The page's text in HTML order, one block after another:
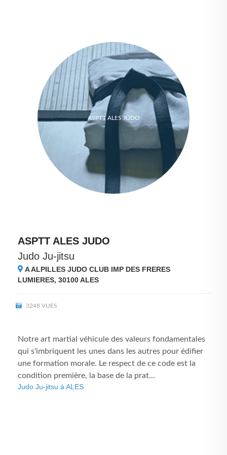
ASPTT ALES JUDO
ASPTT ALES JUDO
Judo Ju-jitsu
A ALPILLES JUDO CLUB IMP DES FRERES
LUMIERES, 30100ALES
3248 VUES
Notre art martial véhicule des valeurs fondamentales
qui s'imbriquent les unes dans les autres pour édifier
une formation morale. Le respect de ce code est la
condition première, la base de la prat...
Judo Ju-jitsu à ALES